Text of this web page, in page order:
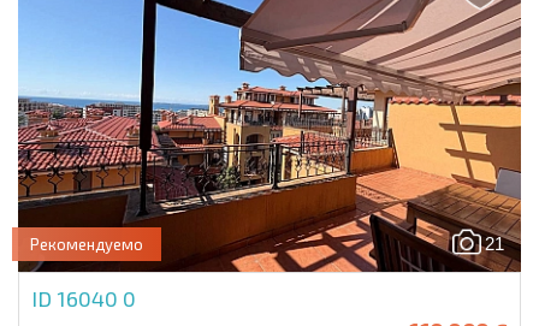
21
Рекомендуемо
ID 16040 0